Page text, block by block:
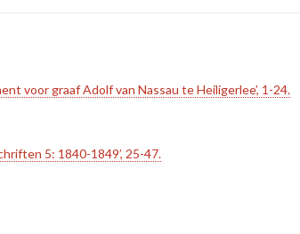
voor graaf Adolf van Nassau te Heiligerlee’, 1-24.
5: 1840-1849’, 25-47.